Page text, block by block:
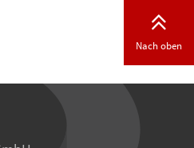
Nach oben